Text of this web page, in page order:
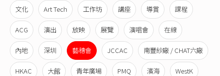
文化 Art Tech 工作坊 講座 導賞 課程
ACG 演出 放映 展覽 演唱會 在線
內地 深圳 藝穗會 JCCAC 南豐紗廠 / CHAT六廠
HKAC 大館 青年廣場 PMQ 濱海 WestK